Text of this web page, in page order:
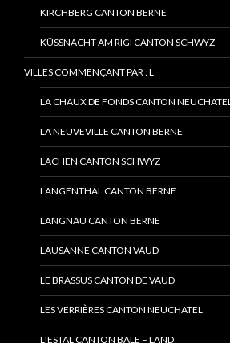
KIRCHBERG CANTON BERNE
KÜSSNACHT AM RIGI CANTON SCHWYZ
VILLES COMMENÇANT PAR : L
LA CHAUX DE FONDS CANTON NEUCHATEL
LA NEUVEVILLE CANTON BERNE
LACHEN CANTON SCHWYZ
LANGENTHAL CANTON BERNE
LANGNAU CANTON BERNE
LAUSANNE CANTON VAUD
LE BRASSUS CANTON DE VAUD
LES VERRIÈRES CANTON NEUCHATEL
LIESTAL CANTON BALE – LAND